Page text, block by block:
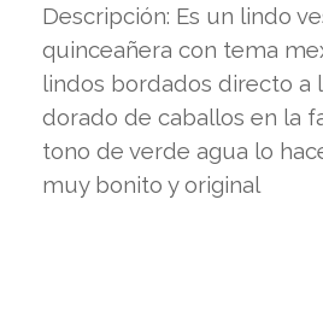
Descripción: Es un lindo
quinceañera con tema
lindos bordados directo a
dorado de caballos en la
tono de verde agua lo
muy bonito y original